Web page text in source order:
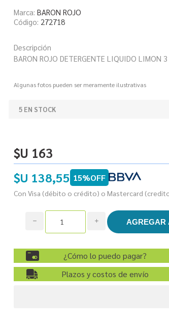
Marca: BARON ROJO
Código: 272718
Descripción
BARON ROJO DETERGENTE LIQUIDO LIMON 3
Algunas fotos pueden ser meramente ilustrativas
5 EN STOCK
$U 163
$U 138,55 15%OFF
Con Visa (débito o crédito) o Mastercard
i
h
¿Cómo lo puedo pagar?
Plazos y costos de envío